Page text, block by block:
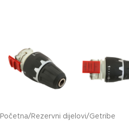
Početna/ Rezervni dijelovi/Getribe